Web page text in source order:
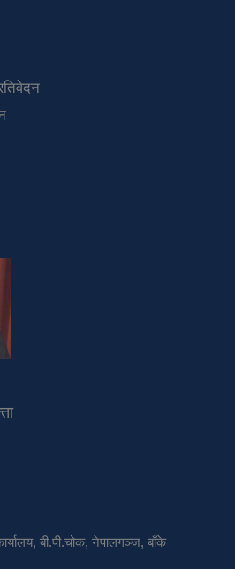
/ प्रवक्ता
बी.पी.चोक, नेपालगञ्ज, बाँके